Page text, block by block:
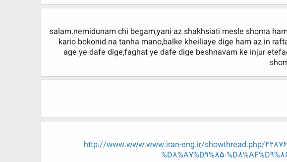
salam.nemidunam chi begam,yani az shakhsiati mesle shoma
kario bokonid.na tanha mano,balke kheiliaye dige ham az in
age ye dafe dige,faghat ye dafe dige beshnavam ke injur
http://www.www.www.iran-eng.ir/showthread.php/
%D8%A7%D9%85-